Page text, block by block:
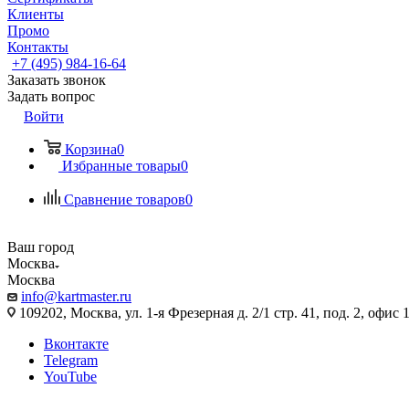
Клиенты
Промо
Контакты
+7 (495) 984-16-64
Заказать звонок
Задать вопрос
Войти
Корзина0
Избранные товары0
Сравнение товаров0
Ваш город
Москва
Москва
info@kartmaster.ru
109202, Москва, ул. 1-я Фрезерная д. 2/1 стр. 41, под. 2, офис
Вконтакте
Telegram
YouTube